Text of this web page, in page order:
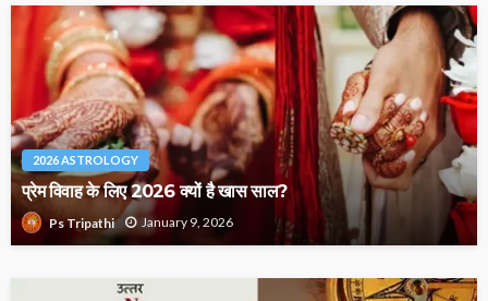
2026 ASTROLOGY
प्रेम विवाह के लिए 2026 क्यों है खास साल?
Ps Tripathi January 9, 2026